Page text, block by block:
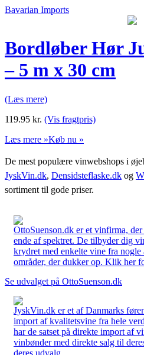
Bavarian Imports
Bordløber Hør
– 5 m x 30 cm
(Læs mere)
119.95 kr. (Vis fragtpris)
Læs mere »Køb nu »
De mest populære vinwebshops i
JyskVin.dk, Densidsteflaske.dk og
sortiment til gode priser.
OttoSuenson.dk er et vinfirma,
ende af spektret. De tilbyder dig
krydret med enkelte vine fra nogle
områder, der dukker op. Klik her
Se udvalget på OttoSuenson.dk
JyskVin.dk er et af Danmarks
import af kvalitetsvine fra hele
har de satset på direkte import af
vinbønder med direkte salg til
deres udvalg.